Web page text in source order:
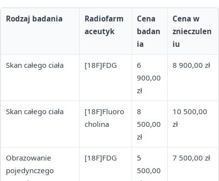
Rodzaj badania
Radiofarm
aceutyk
Cena
badan
ia
Cena w
znieczulen
iu
Skan całego ciała [18F]FDG
6
900,00
zł
8 900,00 zł
Skan całego ciała
[18F]Fluoro
cholina
8
500,00
zł
10 500,00
zł
Obrazowanie
pojedynczego
[18F]FDG
5
500,00
7 500,00 zł